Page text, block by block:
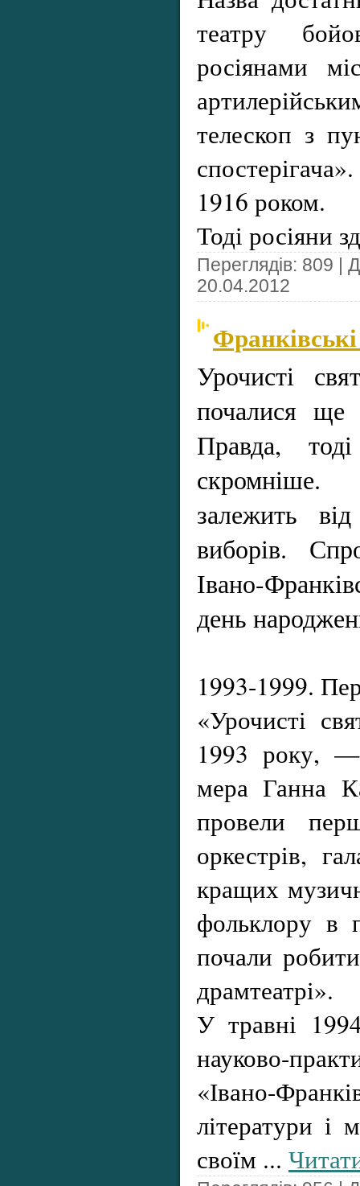
театру
росіянами
телескоп з
1916 роком.
Тоді росіяни
Переглядів: 809 |
20.04.2012
Урочисті
почалися ще
Правда,
скромніше.
залежить
виборів.
Івано-
день
1993-1999.
«Урочисті
1993 року, —
мера Ганна
провели
оркестрів,
кращих
фольклору в
почали
драмтеатрі».
У травні
науково-
«Івано-
літератури і
своїм ...